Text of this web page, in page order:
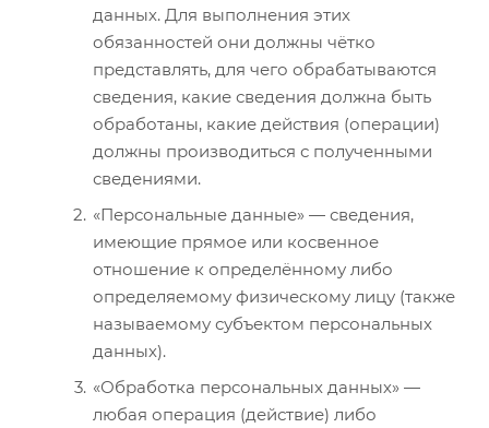
данных. Для выполнения этих
обязанностей они должны чётко
представлять, для чего обрабатываются
сведения, какие сведения должна быть
обработаны, какие действия (операции)
должны производиться с полученными
сведениями.
«Персональные данные» — сведения,
имеющие прямое или косвенное
отношение к определённому либо
определяемому физическому лицу (также
называемому субъектом персональных
данных).
«Обработка персональных данных» —
любая операция (действие) либо